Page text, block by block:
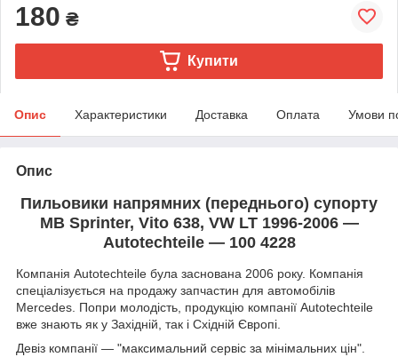
180 ₴
Купити
Опис Характеристики Доставка Оплата Умови
Опис
Пильовики напрямних (переднього) супорту
MB Sprinter, Vito 638, VW LT 1996-2006 —
Autotechteile — 100 4228
Компанія Autotechteile була заснована 2006 року. Компанія
спеціалізується на продажу запчастин для автомобілів
Mercedes. Попри молодість, продукцію компанії Autotechteile
вже знають як у Західній, так і Східній Європі.
Девіз компанії — "максимальний сервіс за мінімальних цін".